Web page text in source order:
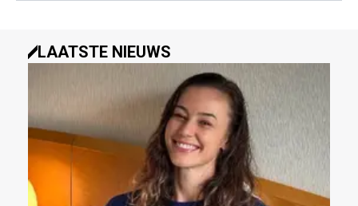
LAATSTE NIEUWS